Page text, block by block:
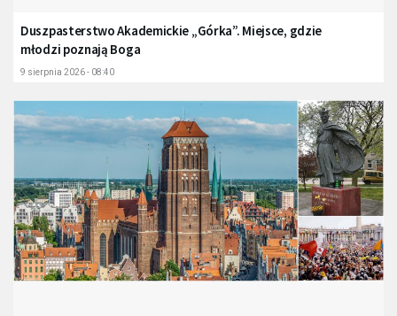
Duszpasterstwo Akademickie „Górka”. Miejsce, gdzie
młodzi poznają Boga
9 sierpnia 2026 - 08:40